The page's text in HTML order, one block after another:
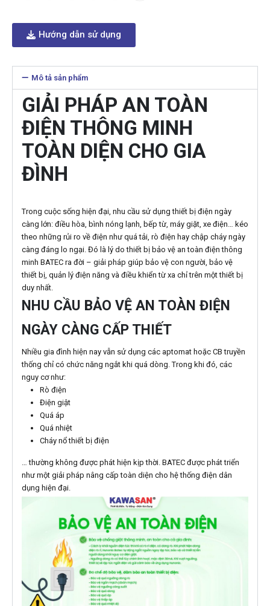
Hướng dẫn sử dụng
Mô tả sản phẩm
GIẢI PHÁP AN TOÀN
ĐIỆN THÔNG MINH
TOÀN DIỆN CHO GIA
ĐÌNH
Trong cuộc sống hiện đại, nhu cầu sử dụng thiết bị điện ngày
càng lớn: điều hòa, bình nóng lạnh, bếp từ, máy giặt, xe điện… kéo
theo những rủi ro về điện như quá tải, rò điện hay chập cháy ngày
càng đáng lo ngại. Đó là lý do thiết bị bảo vệ an toàn điện thông
minh BATEC ra đời – giải pháp giúp bảo vệ con người, bảo vệ
thiết bị, quản lý điện năng và điều khiển từ xa chỉ trên một thiết bị
duy nhất.
NHU CẦU BẢO VỆ AN TOÀN ĐIỆN
NGÀY CÀNG CẤP THIẾT
Nhiều gia đình hiện nay vẫn sử dụng các aptomat hoặc CB truyền
thống chỉ có chức năng ngắt khi quá dòng. Trong khi đó, các
nguy cơ như:
Rò điện
Điện giật
Quá áp
Quá nhiệt
Cháy nổ thiết bị điện
… thường không được phát hiện kịp thời. BATEC được phát triển
như một giải pháp nâng cấp toàn diện cho hệ thống điện dân
dụng hiện đại.